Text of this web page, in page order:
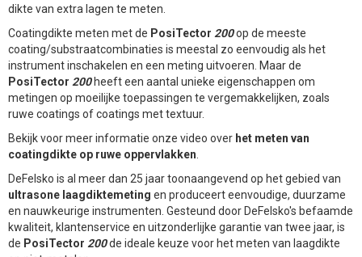
dikte van extra lagen te meten.
Coatingdikte meten met de PosiTector 200op de meeste
coating/substraatcombinaties is meestal zo eenvoudig als het
instrument inschakelen en een meting uitvoeren. Maar de
PosiTector 200heeft een aantal unieke eigenschappen om
metingen op moeilijke toepassingen te vergemakkelijken, zoals
ruwe coatings of coatings met textuur.
Bekijk voor meer informatie onze video over het meten van
coatingdikte op ruwe oppervlakken
DeFelsko is al meer dan 25 jaar toonaangevend op het gebied van
ultrasone laagdiktemeting en produceert eenvoudige, duurzame
en nauwkeurige instrumenten. Gesteund door DeFelsko's befaamde
kwaliteit, klantenservice en uitzonderlijke garantie van twee jaar, is
de PosiTector 200de ideale keuze voor het meten van laagdikte